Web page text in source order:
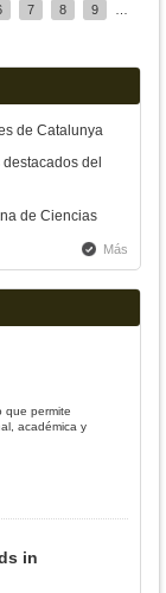
7 8 9
de Catalunya
del
de Ciencias
Más
que permite
académica y
in